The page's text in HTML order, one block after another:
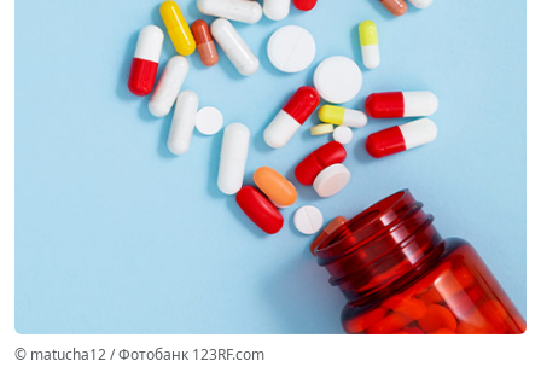
© matucha12 / Фотобанк 123RF.com